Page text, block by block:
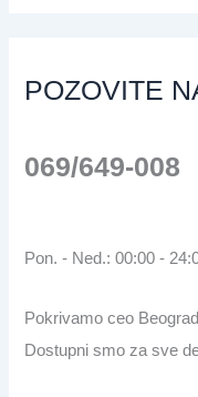
POZOVITE
069/649-008
Pon. - Ned.: 00:00 -
Pokrivamo ceo
Dostupni smo za sve